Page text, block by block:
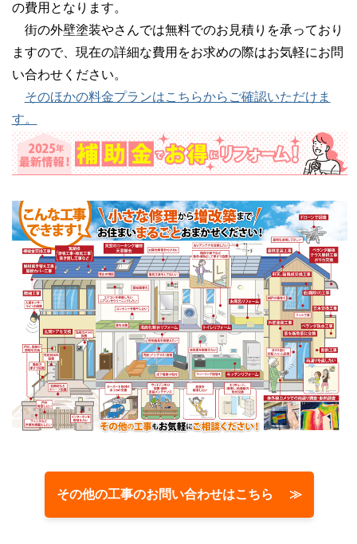
の費用となります。
街の外壁塗装やさんでは無料でのお見積りを承っており
ますので、現在の詳細な費用をお求めの際はお気軽にお問
い合わせください。
そのほかの料金プランはこちらからご確認いただけま
す。
その他の工事のお問い合わせはこちら ≫